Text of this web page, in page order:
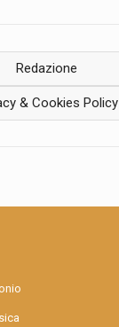
Redazione
& Cookies Policy